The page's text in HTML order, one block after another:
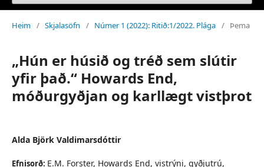
Heim / Skjalasöfn / Númer 1 (2022): Ritið:1/2022. Plága / Þema
„Hún er húsið og tréð sem slútir
yfir það.“ Howards End,
móðurgyðjan og karllægt vistþrot
Alda Björk Valdimarsdóttir
Efnisorð: E.M. Forster, Howards End, vistrýni, gyðjutrú,